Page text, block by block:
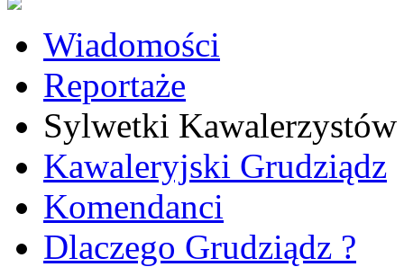
Wiadomości
Reportaże
Sylwetki Kawalerzystów
Kawaleryjski Grudziądz
Komendanci
Dlaczego Grudziądz ?